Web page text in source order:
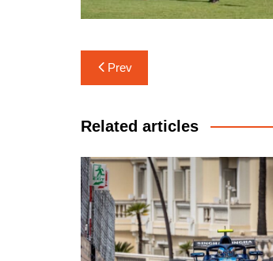
แนะแนว
เรื่อง
Prev
Related articles